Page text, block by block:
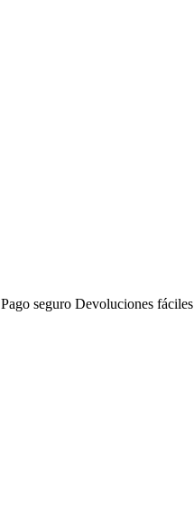
Pago seguro Devoluciones fáciles